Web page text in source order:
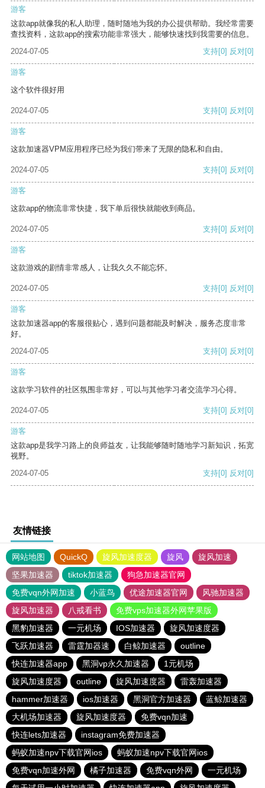
游客
这款app就像我的私人助理，随时随地为我的办公提供帮助。我经常需要
查找资料，这款app的搜索功能非常强大，能够快速找到我需要的信息。
2024-07-05
支持[0] 反对[0]
游客
这个软件很好用
2024-07-05 支持[0] 反对[0]
游客
这款加速器VPM应用程序已经为我们带来了无限的隐私和自由。
2024-07-05 支持[0] 反对[0]
游客
这款app的物流非常快捷，我下单后很快就能收到商品。
2024-07-05 支持[0] 反对[0]
游客
这款游戏的剧情非常感人，让我久久不能忘怀。
2024-07-05 支持[0] 反对[0]
游客
这款加速器app的客服很贴心，遇到问题都能及时解决，服务态度非常
好。
2024-07-05
支持[0] 反对[0]
游客
这款学习软件的社区氛围非常好，可以与其他学习者交流学习心得。
2024-07-05 支持[0] 反对[0]
游客
这款app是我学习路上的良师益友，让我能够随时随地学习新知识，拓宽
视野。
2024-07-05
支持[0] 反对[0]
友情链接
网站地图 QuickQ 旋风加速度器 旋风
旋风加速
坚果加速器
tiktok加速器
狗急加速器官网
免费vqn外网加速
小蓝鸟 优途加速器官网
风驰加速器
旋风加速器
八戒看书
免费vps加速器外网苹果版
黑豹加速器
一元机场 IOS加速器
旋风加速度器
飞跃加速器
雷霆加器速 白鲸加速器
outline
快连加速器app
黑洞vp永久加速器
1元机场
旋风加速度器
outline 旋风加速度器
雷轰加速器
hammer加速器
ios加速器 黑洞官方加速器
蓝鲸加速器
大机场加速器
旋风加速度器
免费vqn加速
快连lets加速器
instagram免费加速器
蚂蚁加速npv下载官网ios
蚂蚁加速npv下载官网ios
免费vqn加速外网
橘子加速器 免费vqn外网
一元机场